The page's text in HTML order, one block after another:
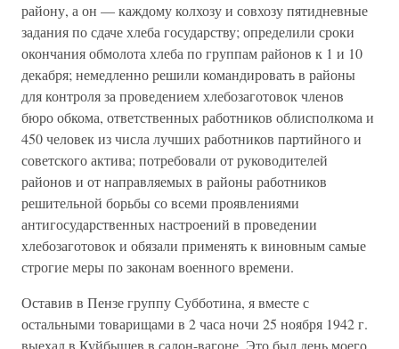
району, а он — каждому колхозу и совхозу пятидневные
задания по сдаче хлеба государству; определили сроки
окончания обмолота хлеба по группам районов к 1 и 10
декабря; немедленно решили командировать в районы
для контроля за проведением хлебозаготовок членов
бюро обкома, ответственных работников облисполкома и
450 человек из числа лучших работников партийного и
советского актива; потребовали от руководителей
районов и от направляемых в районы работников
решительной борьбы со всеми проявлениями
антигосударственных настроений в проведении
хлебозаготовок и обязали применять к виновным самые
строгие меры по законам военного времени.
Оставив в Пензе группу Субботина, я вместе с
остальными товарищами в 2 часа ночи 25 ноября 1942 г.
выехал в Куйбышев в салон-вагоне. Это был день моего